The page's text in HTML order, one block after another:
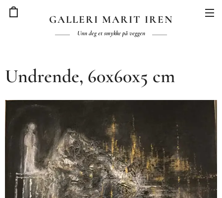
GALLERI MARIT IREN
Unn deg et smykke på veggen
Undrende, 60x60x5 cm